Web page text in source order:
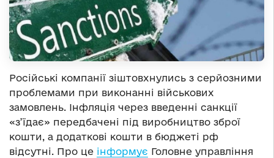
Російські компанії зіштовхнулись з серйозними
проблемами при виконанні військових
замовлень. Інфляція через введенні санкції
«з’їдає» передбачені під виробництво зброї
кошти, а додаткові кошти в бюджеті рф
відсутні. Про це інформує Головне управління